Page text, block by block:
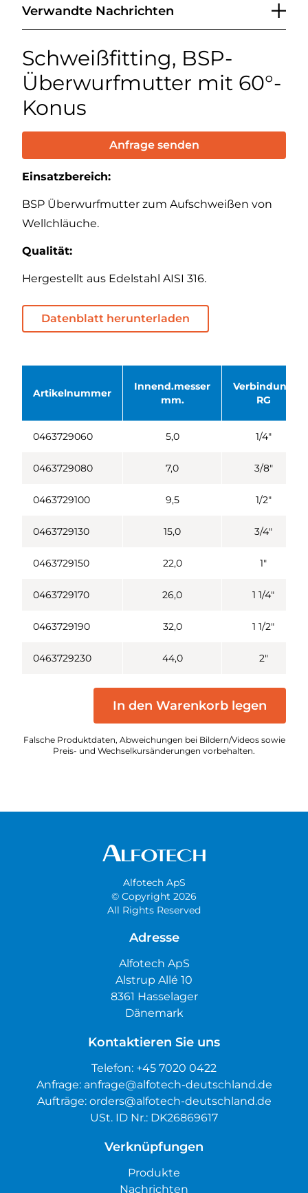
Verwandte Nachrichten
Schweißfitting, BSP-
Überwurfmutter mit 60°-
Konus
Anfrage senden
Einsatzbereich:
BSP Überwurfmutter zum Aufschweißen von
Wellchläuche.
Qualität:
Hergestellt aus Edelstahl AISI 316.
Datenblatt herunterladen
Artikelnummer
Innend.messer
mm.
Verbindung
RG
0463729060 5,0 1/4"
0463729080 7,0 3/8"
0463729100 9,5 1/2"
0463729130 15,0 3/4"
0463729150 22,0 1"
0463729170 26,0 1 1/4"
0463729190 32,0 1 1/2"
0463729230 44,0 2"
In den Warenkorb legen
Falsche Produktdaten, Abweichungen bei Bildern/Videos sowie
Preis- und Wechselkursänderungen vorbehalten.
Alfotech ApS
© Copyright 2026
All Rights Reserved
Adresse
Alfotech ApS
Alstrup Allé 10
8361 Hasselager
Dänemark
Kontaktieren Sie uns
Telefon: +45 7020 0422
Anfrage: anfrage@alfotech-deutschland.de
Aufträge: orders@alfotech-deutschland.de
USt. ID Nr.: DK26869617
Verknüpfungen
Produkte
Nachrichten